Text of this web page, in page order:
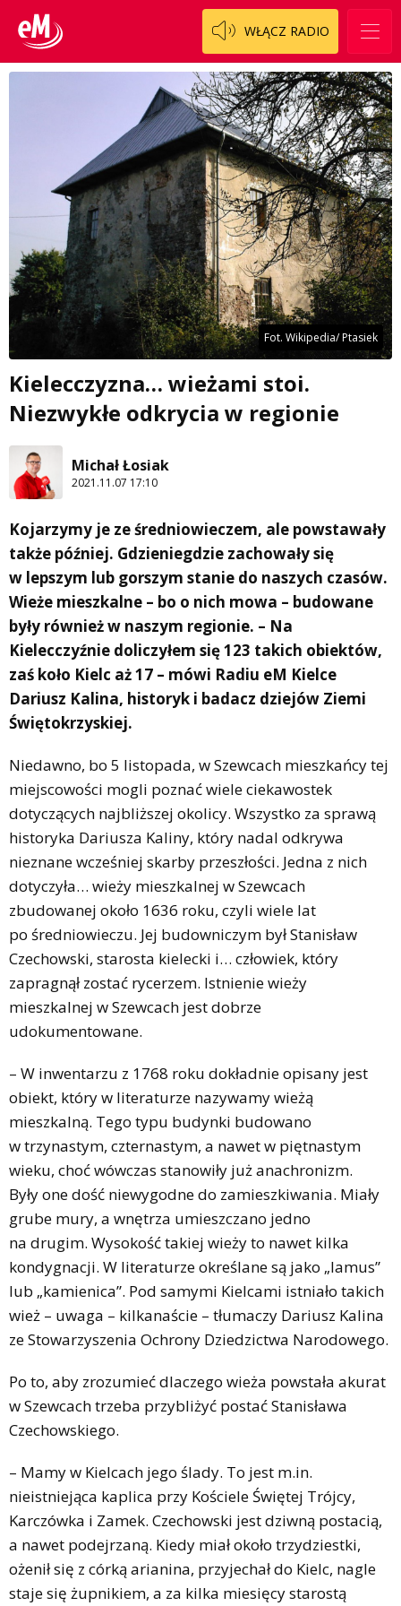
WŁĄCZ RADIO
Fot. Wikipedia/ Ptasiek
Kielecczyzna… wieżami stoi.
Niezwykłe odkrycia w regionie
Michał Łosiak
2021.11.07 17:10
Kojarzymy je ze średniowieczem, ale powstawały
także później. Gdzieniegdzie zachowały się
w lepszym lub gorszym stanie do naszych czasów.
Wieże mieszkalne – bo o nich mowa – budowane
były również w naszym regionie. – Na
Kielecczyźnie doliczyłem się 123 takich obiektów,
zaś koło Kielc aż 17 – mówi Radiu eM Kielce
Dariusz Kalina, historyk i badacz dziejów Ziemi
Świętokrzyskiej.
Niedawno, bo 5 listopada, w Szewcach mieszkańcy tej
miejscowości mogli poznać wiele ciekawostek
dotyczących najbliższej okolicy. Wszystko za sprawą
historyka Dariusza Kaliny, który nadal odkrywa
nieznane wcześniej skarby przeszłości. Jedna z nich
dotyczyła… wieży mieszkalnej w Szewcach
zbudowanej około 1636 roku, czyli wiele lat
po średniowieczu. Jej budowniczym był Stanisław
Czechowski, starosta kielecki i… człowiek, który
zapragnął zostać rycerzem. Istnienie wieży
mieszkalnej w Szewcach jest dobrze
udokumentowane.
– W inwentarzu z 1768 roku dokładnie opisany jest
obiekt, który w literaturze nazywamy wieżą
mieszkalną. Tego typu budynki budowano
w trzynastym, czternastym, a nawet w piętnastym
wieku, choć wówczas stanowiły już anachronizm.
Były one dość niewygodne do zamieszkiwania. Miały
grube mury, a wnętrza umieszczano jedno
na drugim. Wysokość takiej wieży to nawet kilka
kondygnacji. W literaturze określane są jako „lamus”
lub „kamienica”. Pod samymi Kielcami istniało takich
wież – uwaga – kilkanaście – tłumaczy Dariusz Kalina
ze Stowarzyszenia Ochrony Dziedzictwa Narodowego.
Po to, aby zrozumieć dlaczego wieża powstała akurat
w Szewcach trzeba przybliżyć postać Stanisława
Czechowskiego.
– Mamy w Kielcach jego ślady. To jest m.in.
nieistniejąca kaplica przy Kościele Świętej Trójcy,
Karczówka i Zamek. Czechowski jest dziwną postacią,
a nawet podejrzaną. Kiedy miał około trzydziestki,
ożenił się z córką arianina, przyjechał do Kielc, nagle
staje się żupnikiem, a za kilka miesięcy starostą